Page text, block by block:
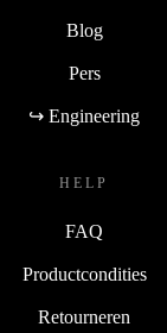
Blog
Pers
↪ Engineering
HELP
FAQ
Productcondities
Retourneren